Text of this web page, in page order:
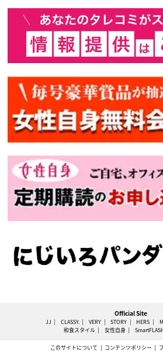
Official Site
JJ CLASSY. VERY STORY HERS
和食スタイル
女性自身
このサイトについて コンテンツポリシー